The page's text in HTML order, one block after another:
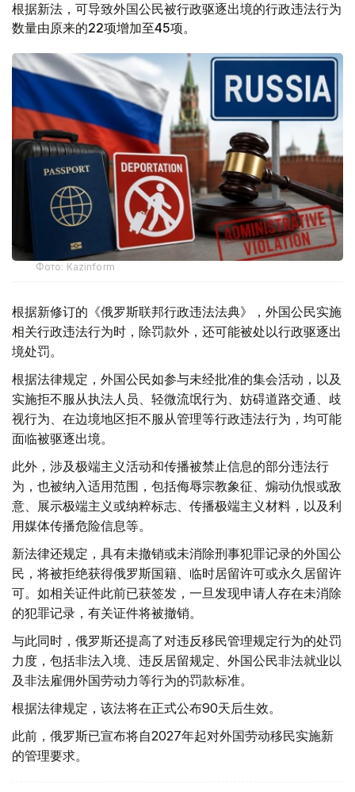
根据新法，可导致外国公民被行政驱逐出境的行政违法行为
数量由原来的22项增加至45项。
Фото: Kazinform
根据新修订的《俄罗斯联邦行政违法法典》，外国公民实施
相关行政违法行为时，除罚款外，还可能被处以行政驱逐出
境处罚。
根据法律规定，外国公民如参与未经批准的集会活动，以及
实施拒不服从执法人员、轻微流氓行为、妨碍道路交通、歧
视行为、在边境地区拒不服从管理等行政违法行为，均可能
面临被驱逐出境。
此外，涉及极端主义活动和传播被禁止信息的部分违法行
为，也被纳入适用范围，包括侮辱宗教象征、煽动仇恨或敌
意、展示极端主义或纳粹标志、传播极端主义材料，以及利
用媒体传播危险信息等。
新法律还规定，具有未撤销或未消除刑事犯罪记录的外国公
民，将被拒绝获得俄罗斯国籍、临时居留许可或永久居留许
可。如相关证件此前已获签发，一旦发现申请人存在未消除
的犯罪记录，有关证件将被撤销。
与此同时，俄罗斯还提高了对违反移民管理规定行为的处罚
力度，包括非法入境、违反居留规定、外国公民非法就业以
及非法雇佣外国劳动力等行为的罚款标准。
根据法律规定，该法将在正式公布90天后生效。
此前，俄罗斯已宣布将自2027年起对外国劳动移民实施新
的管理要求。